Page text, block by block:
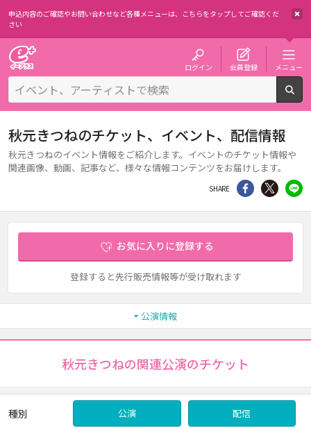
申込内容のご確認やお問い合わせなど各種メニューは、 こちらをタップしてご確認くだ
さい
ログイン 会員登録 メニュー
秋元きつねのチケット、イベント、配信情報
秋元きつねのイベント情報をご紹介します。イベントのチケット情報や
関連画像、動画、記事など、様々な情報コンテンツをお届けします。
SHARE シェア Twitter
お気に入りに登録する
登録すると先行販売情報等が受け取れます
公演情報
秋元きつねの関連公演のチケット
種別 公演 配信